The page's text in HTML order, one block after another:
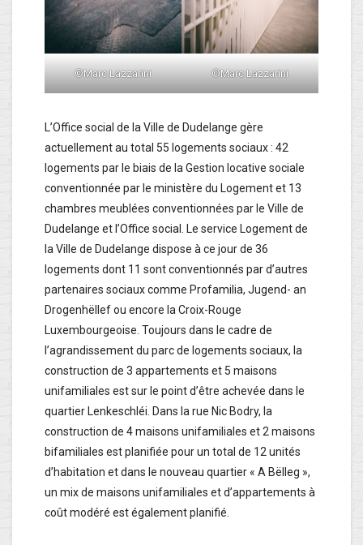
©Marc Lazzarini ©Marc Lazzarini
L’Office social de la Ville de Dudelange gère
actuellement au total 55 logements sociaux : 42
logements par le biais de la Gestion locative sociale
conventionnée par le ministère du Logement et 13
chambres meublées conventionnées par le Ville de
Dudelange et l’Office social. Le service Logement de
la Ville de Dudelange dispose à ce jour de 36
logements dont 11 sont conventionnés par d’autres
partenaires sociaux comme Profamilia, Jugend- an
Drogenhëllef ou encore la Croix-Rouge
Luxembourgeoise. Toujours dans le cadre de
l’agrandissement du parc de logements sociaux, la
construction de 3 appartements et 5 maisons
unifamiliales est sur le point d’être achevée dans le
quartier Lenkeschléi. Dans la rue Nic Bodry, la
construction de 4 maisons unifamiliales et 2 maisons
bifamiliales est planifiée pour un total de 12 unités
d’habitation et dans le nouveau quartier « A Bëlleg »,
un mix de maisons unifamiliales et d’appartements à
coût modéré est également planifié.